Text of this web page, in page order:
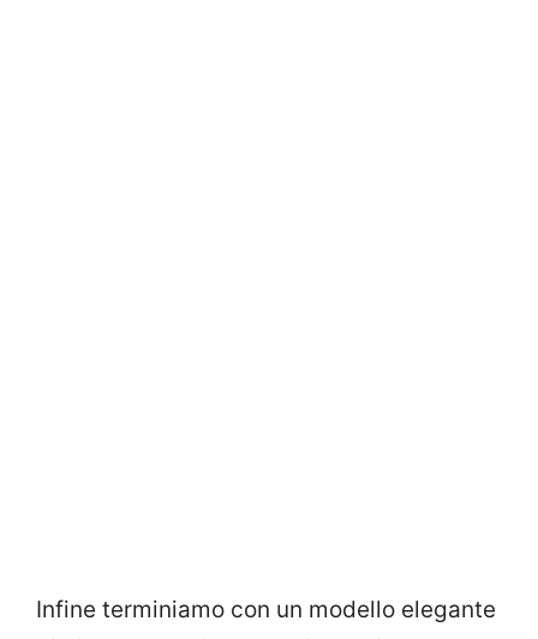
Infine terminiamo con un modello elegante